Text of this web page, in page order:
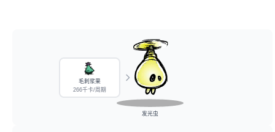
毛刺浆果
266千卡/周期
发光虫